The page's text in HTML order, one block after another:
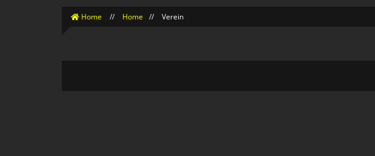
Home // Home // Verein